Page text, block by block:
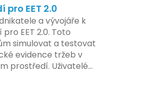
EET 2.0
a vývojáře k
EET 2.0. Toto
simulovat a testovat
evidence tržeb v
prostředí. Uživatelé